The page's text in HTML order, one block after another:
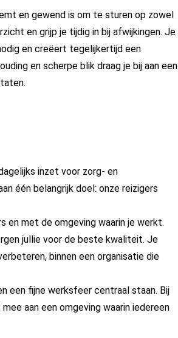
en gewend is om te sturen op zowel
en grijp je tijdig in bij afwijkingen. Je
en creëert tegelijkertijd een
en scherpe blik draag je bij aan een
inzet voor zorg- en
één belangrijk doel: onze reizigers
en met de omgeving waarin je werkt.
jullie voor de beste kwaliteit. Je
binnen een organisatie die
een fijne werksfeer centraal staan. Bij
aan een omgeving waarin iedereen